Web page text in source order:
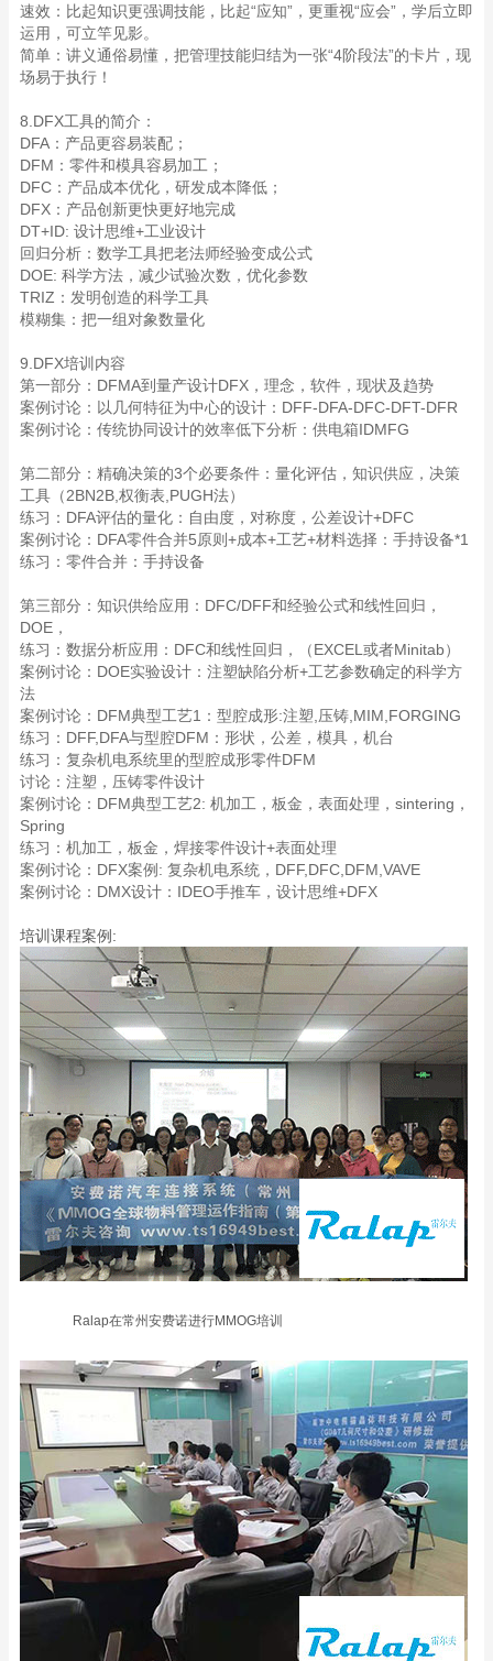
速效：比起知识更强调技能，比起“应知”，更重视“应会”，学后立即
运用，可立竿见影。
简单：讲义通俗易懂，把管理技能归结为一张“4阶段法”的卡片，现
场易于执行！
8.DFX工具的简介：
DFA：产品更容易装配；
DFM：零件和模具容易加工；
DFC：产品成本优化，研发成本降低；
DFX：产品创新更快更好地完成
DT+ID: 设计思维+工业设计
回归分析：数学工具把老法师经验变成公式
DOE: 科学方法，减少试验次数，优化参数
TRIZ：发明创造的科学工具
模糊集：把一组对象数量化
9.DFX培训内容
第一部分：DFMA到量产设计DFX，理念，软件，现状及趋势
案例讨论：以几何特征为中心的设计：DFF-DFA-DFC-DFT-DFR
案例讨论：传统协同设计的效率低下分析：供电箱IDMFG
第二部分：精确决策的3个必要条件：量化评估，知识供应，决策
工具（2BN2B,权衡表,PUGH法）
练习：DFA评估的量化：自由度，对称度，公差设计+DFC
案例讨论：DFA零件合并5原则+成本+工艺+材料选择：手持设备*1
练习：零件合并：手持设备
第三部分：知识供给应用：DFC/DFF和经验公式和线性回归，
DOE，
练习：数据分析应用：DFC和线性回归，（EXCEL或者Minitab）
案例讨论：DOE实验设计：注塑缺陷分析+工艺参数确定的科学方
法
案例讨论：DFM典型工艺1：型腔成形:注塑,压铸,MIM,FORGING
练习：DFF,DFA与型腔DFM：形状，公差，模具，机台
练习：复杂机电系统里的型腔成形零件DFM
讨论：注塑，压铸零件设计
案例讨论：DFM典型工艺2: 机加工，板金，表面处理，sintering，
Spring
练习：机加工，板金，焊接零件设计+表面处理
案例讨论：DFX案例: 复杂机电系统，DFF,DFC,DFM,VAVE
案例讨论：DMX设计：IDEO手推车，设计思维+DFX
培训课程案例:
Ralap在常州安费诺进行MMOG培训